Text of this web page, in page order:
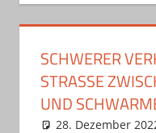
SCHWERER
STRASSE
ND SCHWARME
28. Dezember